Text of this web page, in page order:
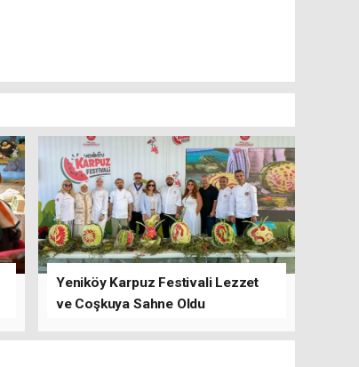
Yeniköy Karpuz Festivali Lezzet
ve Coşkuya Sahne Oldu